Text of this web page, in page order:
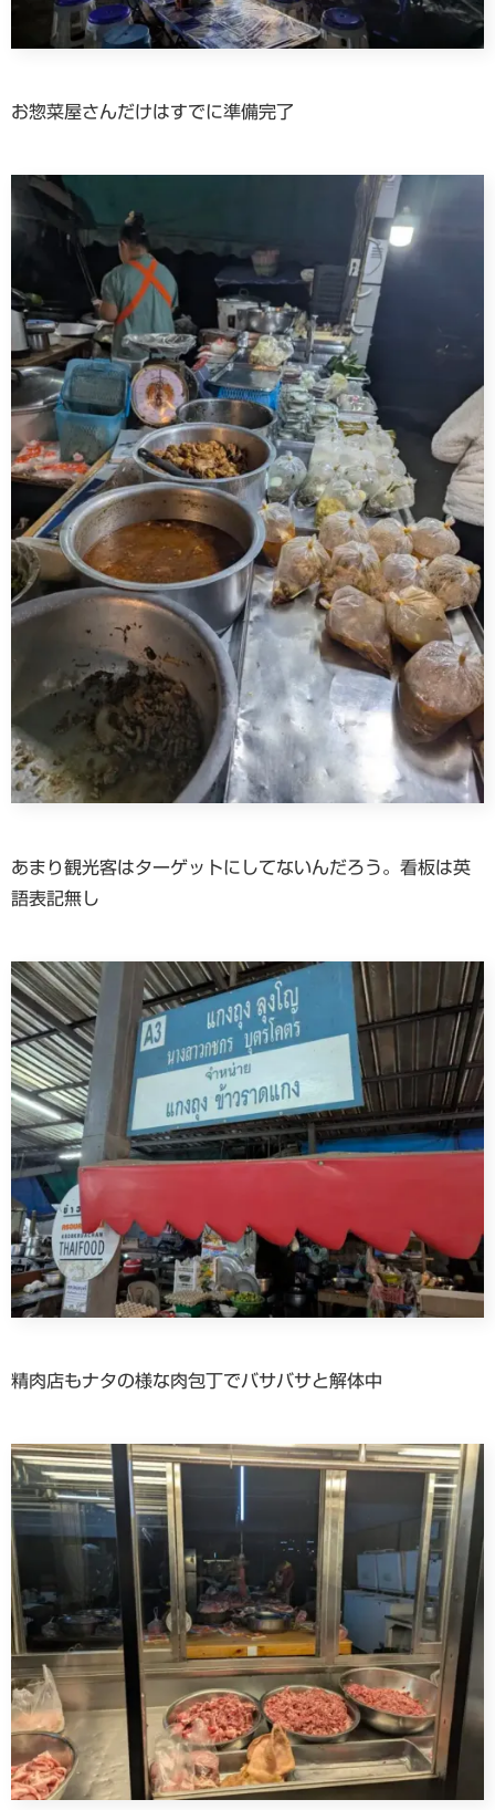
お惣菜屋さんだけはすでに準備完了
あまり観光客はターゲットにしてないんだろう。看板は英
語表記無し
精肉店もナタの様な肉包丁でバサバサと解体中